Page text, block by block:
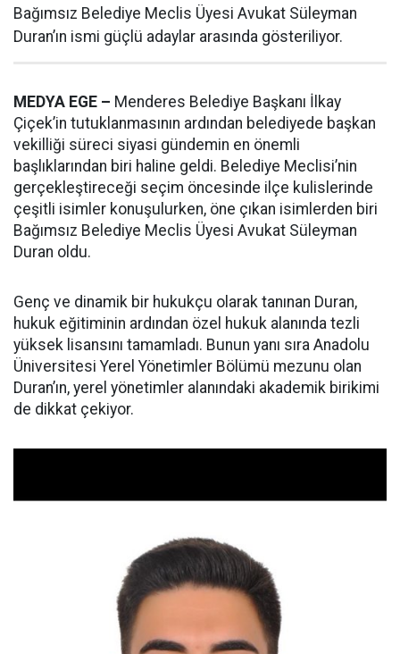
Bağımsız Belediye Meclis Üyesi Avukat Süleyman
Duran’ın ismi güçlü adaylar arasında gösteriliyor.
MEDYA EGE – Menderes Belediye Başkanı İlkay
Çiçek’in tutuklanmasının ardından belediyede başkan
vekilliği süreci siyasi gündemin en önemli
başlıklarından biri haline geldi. Belediye Meclisi’nin
gerçekleştireceği seçim öncesinde ilçe kulislerinde
çeşitli isimler konuşulurken, öne çıkan isimlerden biri
Bağımsız Belediye Meclis Üyesi Avukat Süleyman
Duran oldu.
Genç ve dinamik bir hukukçu olarak tanınan Duran,
hukuk eğitiminin ardından özel hukuk alanında tezli
yüksek lisansını tamamladı. Bunun yanı sıra Anadolu
Üniversitesi Yerel Yönetimler Bölümü mezunu olan
Duran’ın, yerel yönetimler alanındaki akademik birikimi
de dikkat çekiyor.